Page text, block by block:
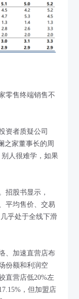
零售终端销售不
资者质疑公司
之家董事长的周
人很难学，如果
招股书显示，
平均售价、交易
乎处于全线下滑
、加速直营店布
份额和利润空
直营店低20%左
，但加盟店